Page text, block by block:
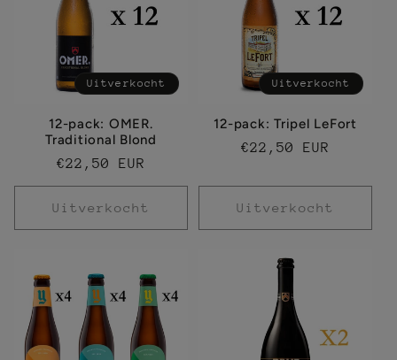
Uitverkocht
12-pack: OMER.
Traditional Blond
Normale
prijs
€22,50 EUR
Uitverkocht
Uitverkocht
12-pack: Tripel LeFort
Normale
€22,50 EUR
Uitverkocht